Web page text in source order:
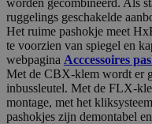
worden gecombineerd. Als
ruggelings geschakelde
Het ruime pashokje meet
te voorzien van spiegel en
webpagina Acccessoires
Met de CBX-klem wordt er
inbussleutel. Met de FLX-
montage, met het
pashokjes zijn demontabel